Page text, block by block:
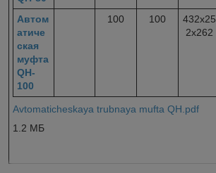
Автом
атиче
ская
муфта
QH-
100
100 100
432х25
2х262
Avtomaticheskaya trubnaya mufta QH.pdf
1.2 MБ